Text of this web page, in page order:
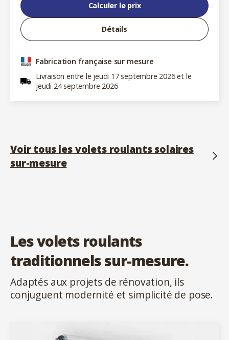
Calculer le prix
Détails
Fabrication française sur mesure
Livraison entre le jeudi 17 septembre 2026 et le
jeudi 24 septembre 2026
Voir tous les volets roulants solaires
sur-mesure
Les volets roulants
traditionnels sur-mesure.
Adaptés aux projets de rénovation, ils
conjuguent modernité et simplicité de pose.